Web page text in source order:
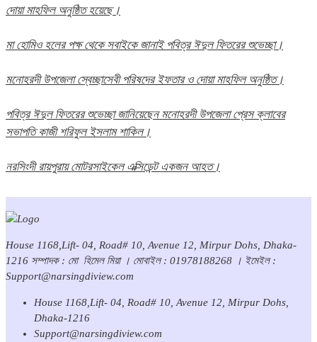
দোয়া মাহফিল অনুষ্ঠিত হয়েছে।
মা হোমিও হলের পক্ষ থেকে সবাইকে জানাই পবিত্র ঈদুল ফিতরের শুভেচ্ছা।
মনোহরদী উপজেলা স্বেচ্ছাসেবী পরিষদের ইফতার ও দোয়া মাহফিল অনুষ্ঠিত।
পবিত্র ঈদুল ফিতরের শুভেচ্ছা জানিয়েছেন মনোহরদী উপজেলা প্রেস ক্লাবের
সভাপতি কাজী শরিফুল ইসলাম শাকিল।
নরসিংদী রায়পুরায় মোটরসাইকেল এক্সিডেন্ট একজন আহত।
House 1168,Lift- 04, Road# 10, Avenue 12, Mirpur Dohs, Dhaka-
1216 সম্পাদক : মো হিমেল মিয়া । মোবাইল : 01978188268 । ইমেইল :
Support@narsingdiview.com
House 1168,Lift- 04, Road# 10, Avenue 12, Mirpur Dohs,
Dhaka-1216
Support@narsingdiview.com